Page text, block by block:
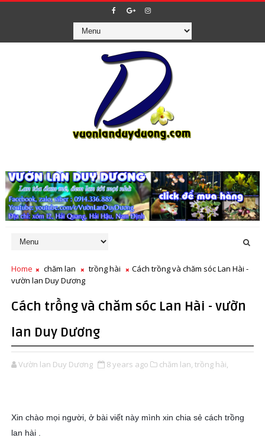
Home chăm lan trồng hài
Cách trồng và chăm sóc Lan Hài -
vườn lan Duy Dương
Cách trồng và chăm sóc Lan Hài - vườn
lan Duy Dương
Vườn lan Duy Dương 8 years ago chăm lan, trồng hài,
Xin chào mọi người, ở bài viết này mình xin chia sẻ cách trồng
lan hài .